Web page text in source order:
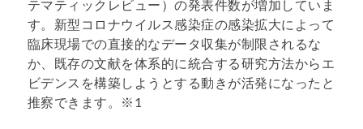
テマティックレビュー）の発表件数が増加していま
す。新型コロナウイルス感染症の感染拡大によって
臨床現場での直接的なデータ収集が制限されるな
か、既存の文献を体系的に統合する研究方法からエ
ビデンスを構築しようとする動きが活発になったと
推察できます。※1